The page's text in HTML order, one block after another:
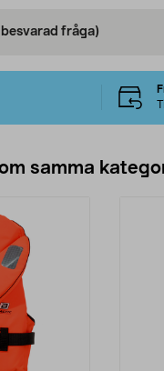
besvarad fråga)
samma